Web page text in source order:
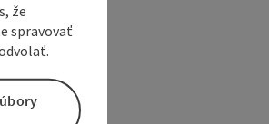
že
spravovať